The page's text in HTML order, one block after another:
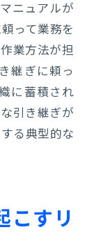
ニュアルが
って業務を
業方法が担
継ぎに頼っ
に蓄積され
引き継ぎが
る典型的な
こすリ